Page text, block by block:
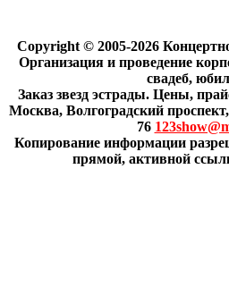
Copyright © 2005-2026
Организация и проведение
свадеб,
Заказ звезд эстрады. Цены,
Москва, Волгоградский
76
Копирование информации
прямой, активной